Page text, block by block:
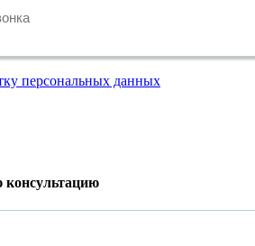
персональных данных
консультацию